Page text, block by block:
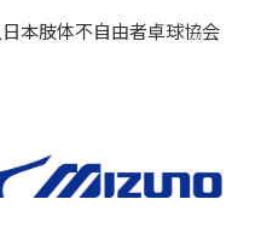
本肢体不自由者卓球協会